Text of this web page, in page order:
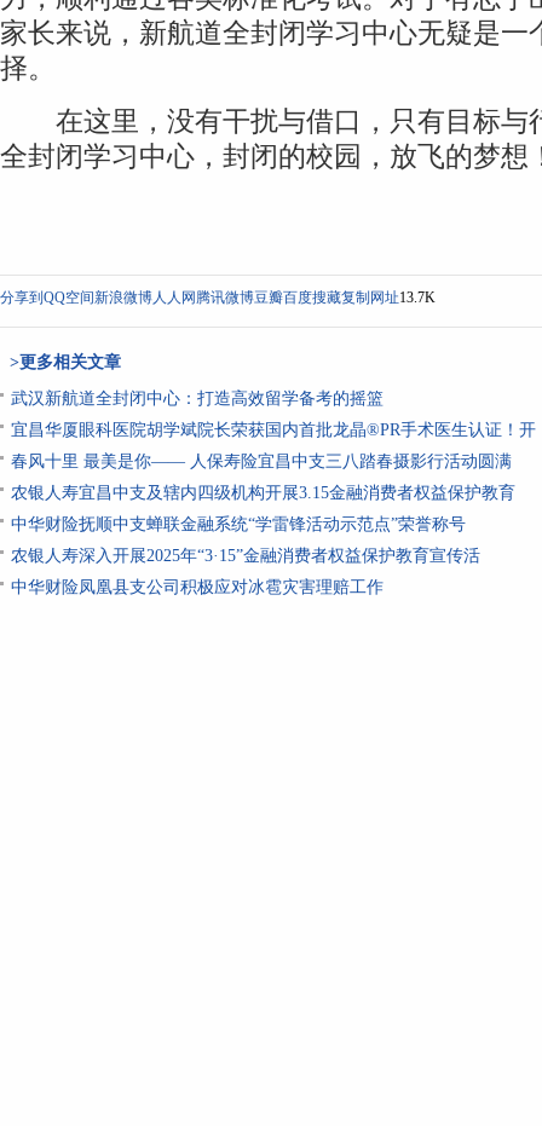
家长来说，新航道全封闭学习中心无疑是一
择。
在这里，没有干扰与借口，只有目标与
全封闭学习中心，封闭的校园，放飞的梦想
分享到 QQ空间新浪微博人人网 腾讯微博豆瓣百度搜藏复制网址13.7K
>更多相关文章
武汉新航道全封闭中心：打造高效留学备考的摇篮
宜昌华厦眼科医院胡学斌院长荣获国内首批龙晶®PR手术医生认证！开
春风十里 最美是你—— 人保寿险宜昌中支三八踏春摄影行活动圆满
农银人寿宜昌中支及辖内四级机构开展3.15金融消费者权益保护教育
中华财险抚顺中支蝉联金融系统“学雷锋活动示范点”荣誉称号
农银人寿深入开展2025年“3·15”金融消费者权益保护教育宣传活
中华财险凤凰县支公司积极应对冰雹灾害理赔工作